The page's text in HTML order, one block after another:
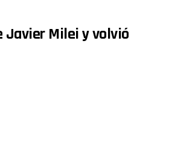
Javier Milei y volvió